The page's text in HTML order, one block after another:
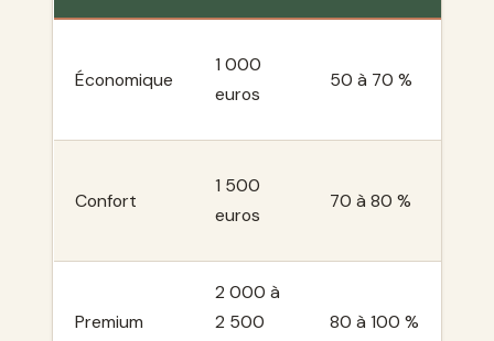
Économique
1 000
euros
50 à 70 %
Confort
1 500
euros
70 à 80 %
Premium
2 000 à
2 500
80 à 100 %